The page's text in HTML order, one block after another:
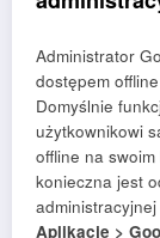
Administrator
dostępem
Domyślnie
użytkownikowi
offline na
konieczna jest
Aplikacje >